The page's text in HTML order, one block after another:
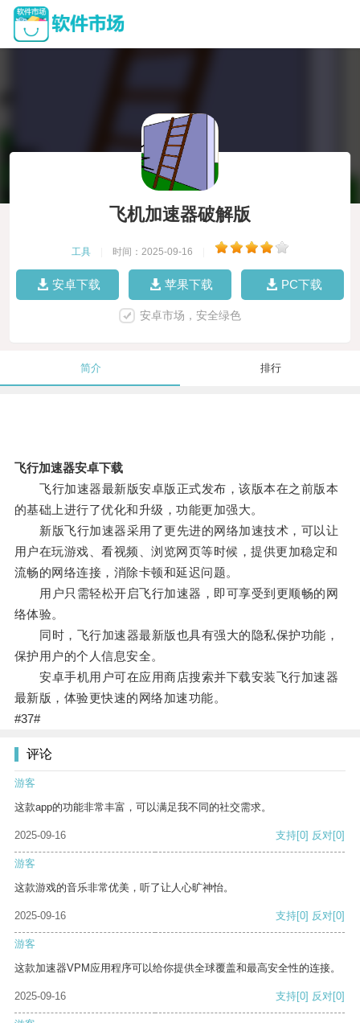
飞机加速器破解版
工具 时间：2025-09-16
安卓下载 苹果下载 PC下载
安卓市场，安全绿色
简介 排行
飞行加速器安卓下载
飞行加速器最新版安卓版正式发布，该版本在之前版本
的基础上进行了优化和升级，功能更加强大。
新版飞行加速器采用了更先进的网络加速技术，可以让
用户在玩游戏、看视频、浏览网页等时候，提供更加稳定和
流畅的网络连接，消除卡顿和延迟问题。
用户只需轻松开启飞行加速器，即可享受到更顺畅的网
络体验。
同时，飞行加速器最新版也具有强大的隐私保护功能，
保护用户的个人信息安全。
安卓手机用户可在应用商店搜索并下载安装飞行加速器
最新版，体验更快速的网络加速功能。
#37#
评论
游客
这款app的功能非常丰富，可以满足我不同的社交需求。
2025-09-16 支持[0] 反对[0]
游客
这款游戏的音乐非常优美，听了让人心旷神怡。
2025-09-16 支持[0] 反对[0]
游客
这款加速器VPM应用程序可以给你提供全球覆盖和最高安全性的连接。
2025-09-16 支持[0] 反对[0]